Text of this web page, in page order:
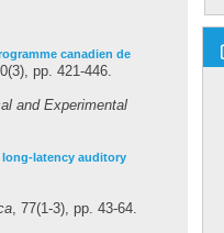
canadien de
pp. 421-446.
and Experimental
latency auditory
, 77(1-3), pp. 43-64.